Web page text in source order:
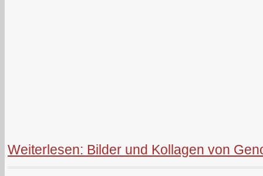
Weiterlesen: Bilder und Kollagen von